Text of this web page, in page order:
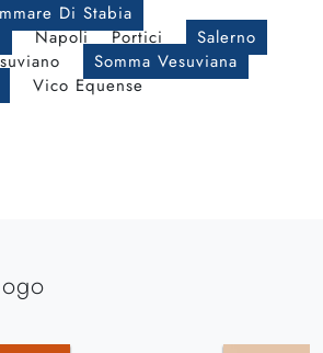
Di Stabia
Napoli Portici
Salerno
Somma Vesuviana
Vico Equense